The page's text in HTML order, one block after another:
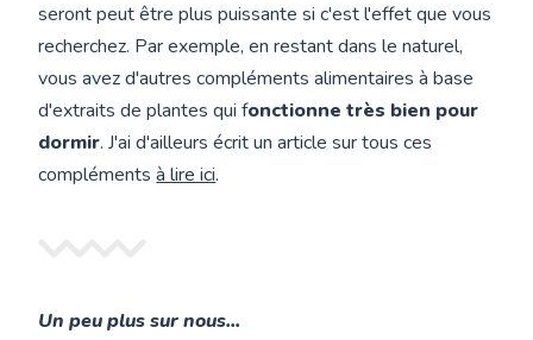
seront peut être plus puissante si c'est l'effet que vous
recherchez. Par exemple, en restant dans le naturel,
vous avez d'autres compléments alimentaires à base
d'extraits de plantes qui fonctionne très bien pour
dormir. J'ai d'ailleurs écrit un article sur tous ces
complémentsà lire ici.
Un peu plus sur nous...